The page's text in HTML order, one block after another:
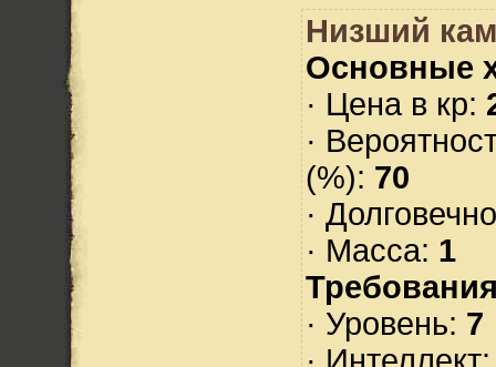
Низший
Основные
· Цена в кр:
·
(%): 70
·
· Масса: 1
· Уровень: 7